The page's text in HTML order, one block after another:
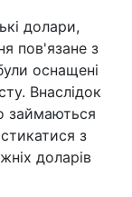
долари,
пов'язане з
оснащені
Внаслідок
займаються
з
доларів